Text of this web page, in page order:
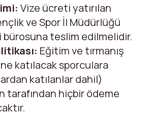
Vize ücreti yatırılan
ve Spor İl Müdürlüğü
bürosuna teslim edilmelidir.
Eğitim ve tırmanış
katılacak sporculara
katılanlar dahil)
tarafından hiçbir ödeme